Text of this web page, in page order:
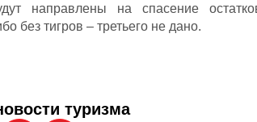
направлены на спасение
без тигров – третьего не дано.
туризма